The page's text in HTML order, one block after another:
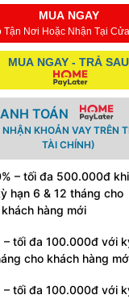
MUA NGAY
Tận Nơi Hoặc Nhận Tại
MUA NGAY - TRẢ SAU
TOÁN
KHOẢN VAY TRÊN
TÀI CHÍNH)
– tối đa 500.000đ khi
hạn 6 & 12 tháng cho
khách hàng mới
– tối đa 100.000đ với
cho khách hàng
– tối đa 100.000đ với